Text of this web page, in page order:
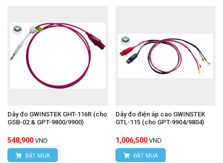
Dây đo GWINSTEK GHT-116R (cho
GSB-02 & GPT-9800/9900)
548,900 VND
ĐẶT MUA
Dây đo điện áp cao GWINSTEK
GTL-115 (cho GPT-9904/9804)
1,006,500 VND
ĐẶT MUA